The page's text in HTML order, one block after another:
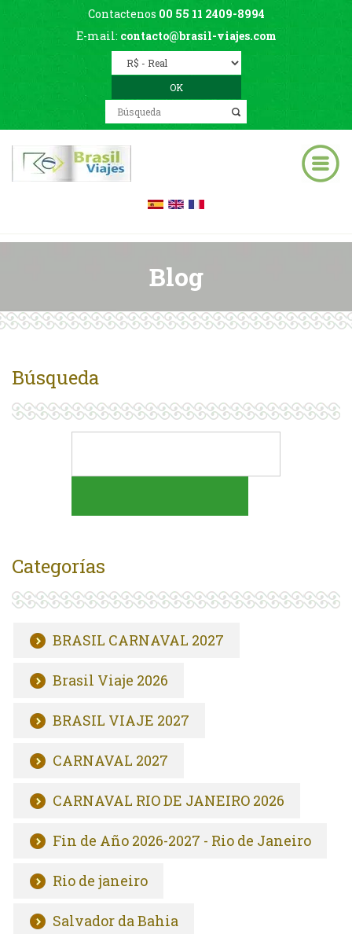
Contactenos 00 55 11 2409-8994
E-mail: contacto@brasil-viajes.com
Blog
Búsqueda
Categorías
BRASIL CARNAVAL 2027
Brasil Viaje 2026
BRASIL VIAJE 2027
CARNAVAL 2027
CARNAVAL RIO DE JANEIRO 2026
Fin de Año 2026-2027 - Rio de Janeiro
Rio de janeiro
Salvador da Bahia